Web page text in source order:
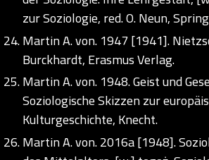
zur Soziologie, red. O. Neun,
Martin A. von. 1947 [1941].
Burckhardt, Erasmus Verlag.
Martin A. von. 1948. Geist und
Soziologische Skizzen zur
Kulturgeschichte, Knecht.
Martin A. von. 2016a [1948].